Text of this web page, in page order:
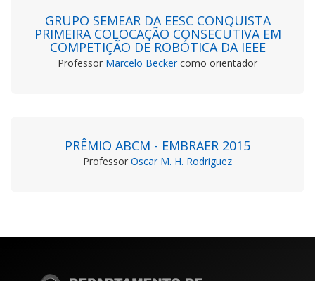
GRUPO SEMEAR DA EESC CONQUISTA
PRIMEIRA COLOCAÇÃO CONSECUTIVA EM
COMPETIÇÃO DE ROBÓTICA DA IEEE
Professor Marcelo Beckercomo orientador
PRÊMIO ABCM - EMBRAER 2015
Professor Oscar M. H. Rodriguez